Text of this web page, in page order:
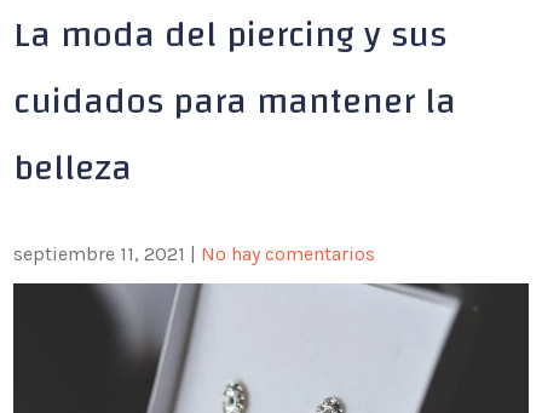
La moda del piercing y sus
cuidados para mantener la
belleza
septiembre 11, 2021 | No hay comentarios